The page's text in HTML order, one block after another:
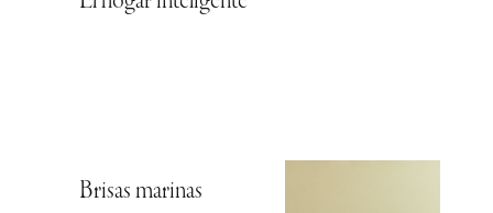
Brisas marinas